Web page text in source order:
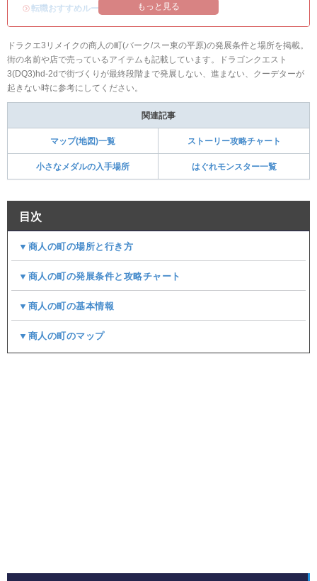
・転職おすすめルート もっと見る
ドラクエ3リメイクの商人の町(バーク/スー東の平原)の発展条件と場所を掲載。
街の名前や店で売っているアイテムも記載しています。ドラゴンクエスト
3(DQ3)hd-2dで街づくりが最終段階まで発展しない、進まない、クーデターが
起きない時に参考にしてください。
関連記事
マップ(地図)一覧 ストーリー攻略チャート
小さなメダルの入手場所 はぐれモンスター一覧
目次
▼商人の町の場所と行き方
▼商人の町の発展条件と攻略チャート
▼商人の町の基本情報
▼商人の町のマップ